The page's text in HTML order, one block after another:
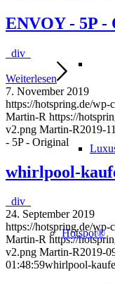
Hotspot®
ENVOY - 5P -
_div_
Weiterlesen
7. November 2019
https://hotspring.de/wp-
Martin-R https://
v2.png Martin-R2019-
- 5P - Original
whirlpool-
_div_
24. September 2019
https://hotspring.de/wp-
Martin-R https://
v2.png Martin-R2019-
01:48:59whirlpool-